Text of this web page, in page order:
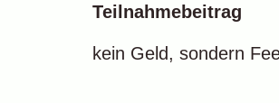
Teilnahmebeitrag
kein Geld, sondern